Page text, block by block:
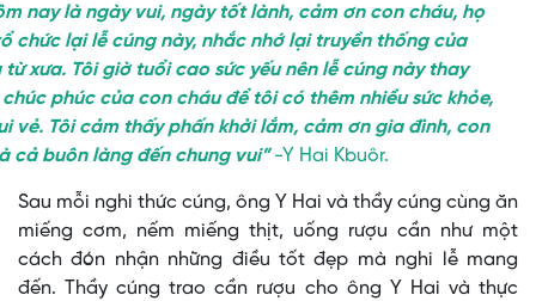
là ngày vui, ngày tốt lành, cảm ơn con cháu, họ
chức lại lễ cúng này, nhắc nhớ lại truyền thống của
xưa. Tôi giờ tuổi cao sức yếu nên lễ cúng này thay
phúc của con cháu để tôi có thêm nhiều sức khỏe,
vẻ. Tôi cảm thấy phấn khởi lắm, cảm ơn gia đình, con
cả buôn làng đến chung vui”-Y Hai Kbuôr.
Sau mỗi nghi thức cúng, ông Y Hai và thầy cúng cùng ăn
miếng cơm, nếm miếng thịt, uống rượu cần như một
cách đón nhận những điều tốt đẹp mà nghi lễ mang
đến. Thầy cúng trao cần rượu cho ông Y Hai và thực